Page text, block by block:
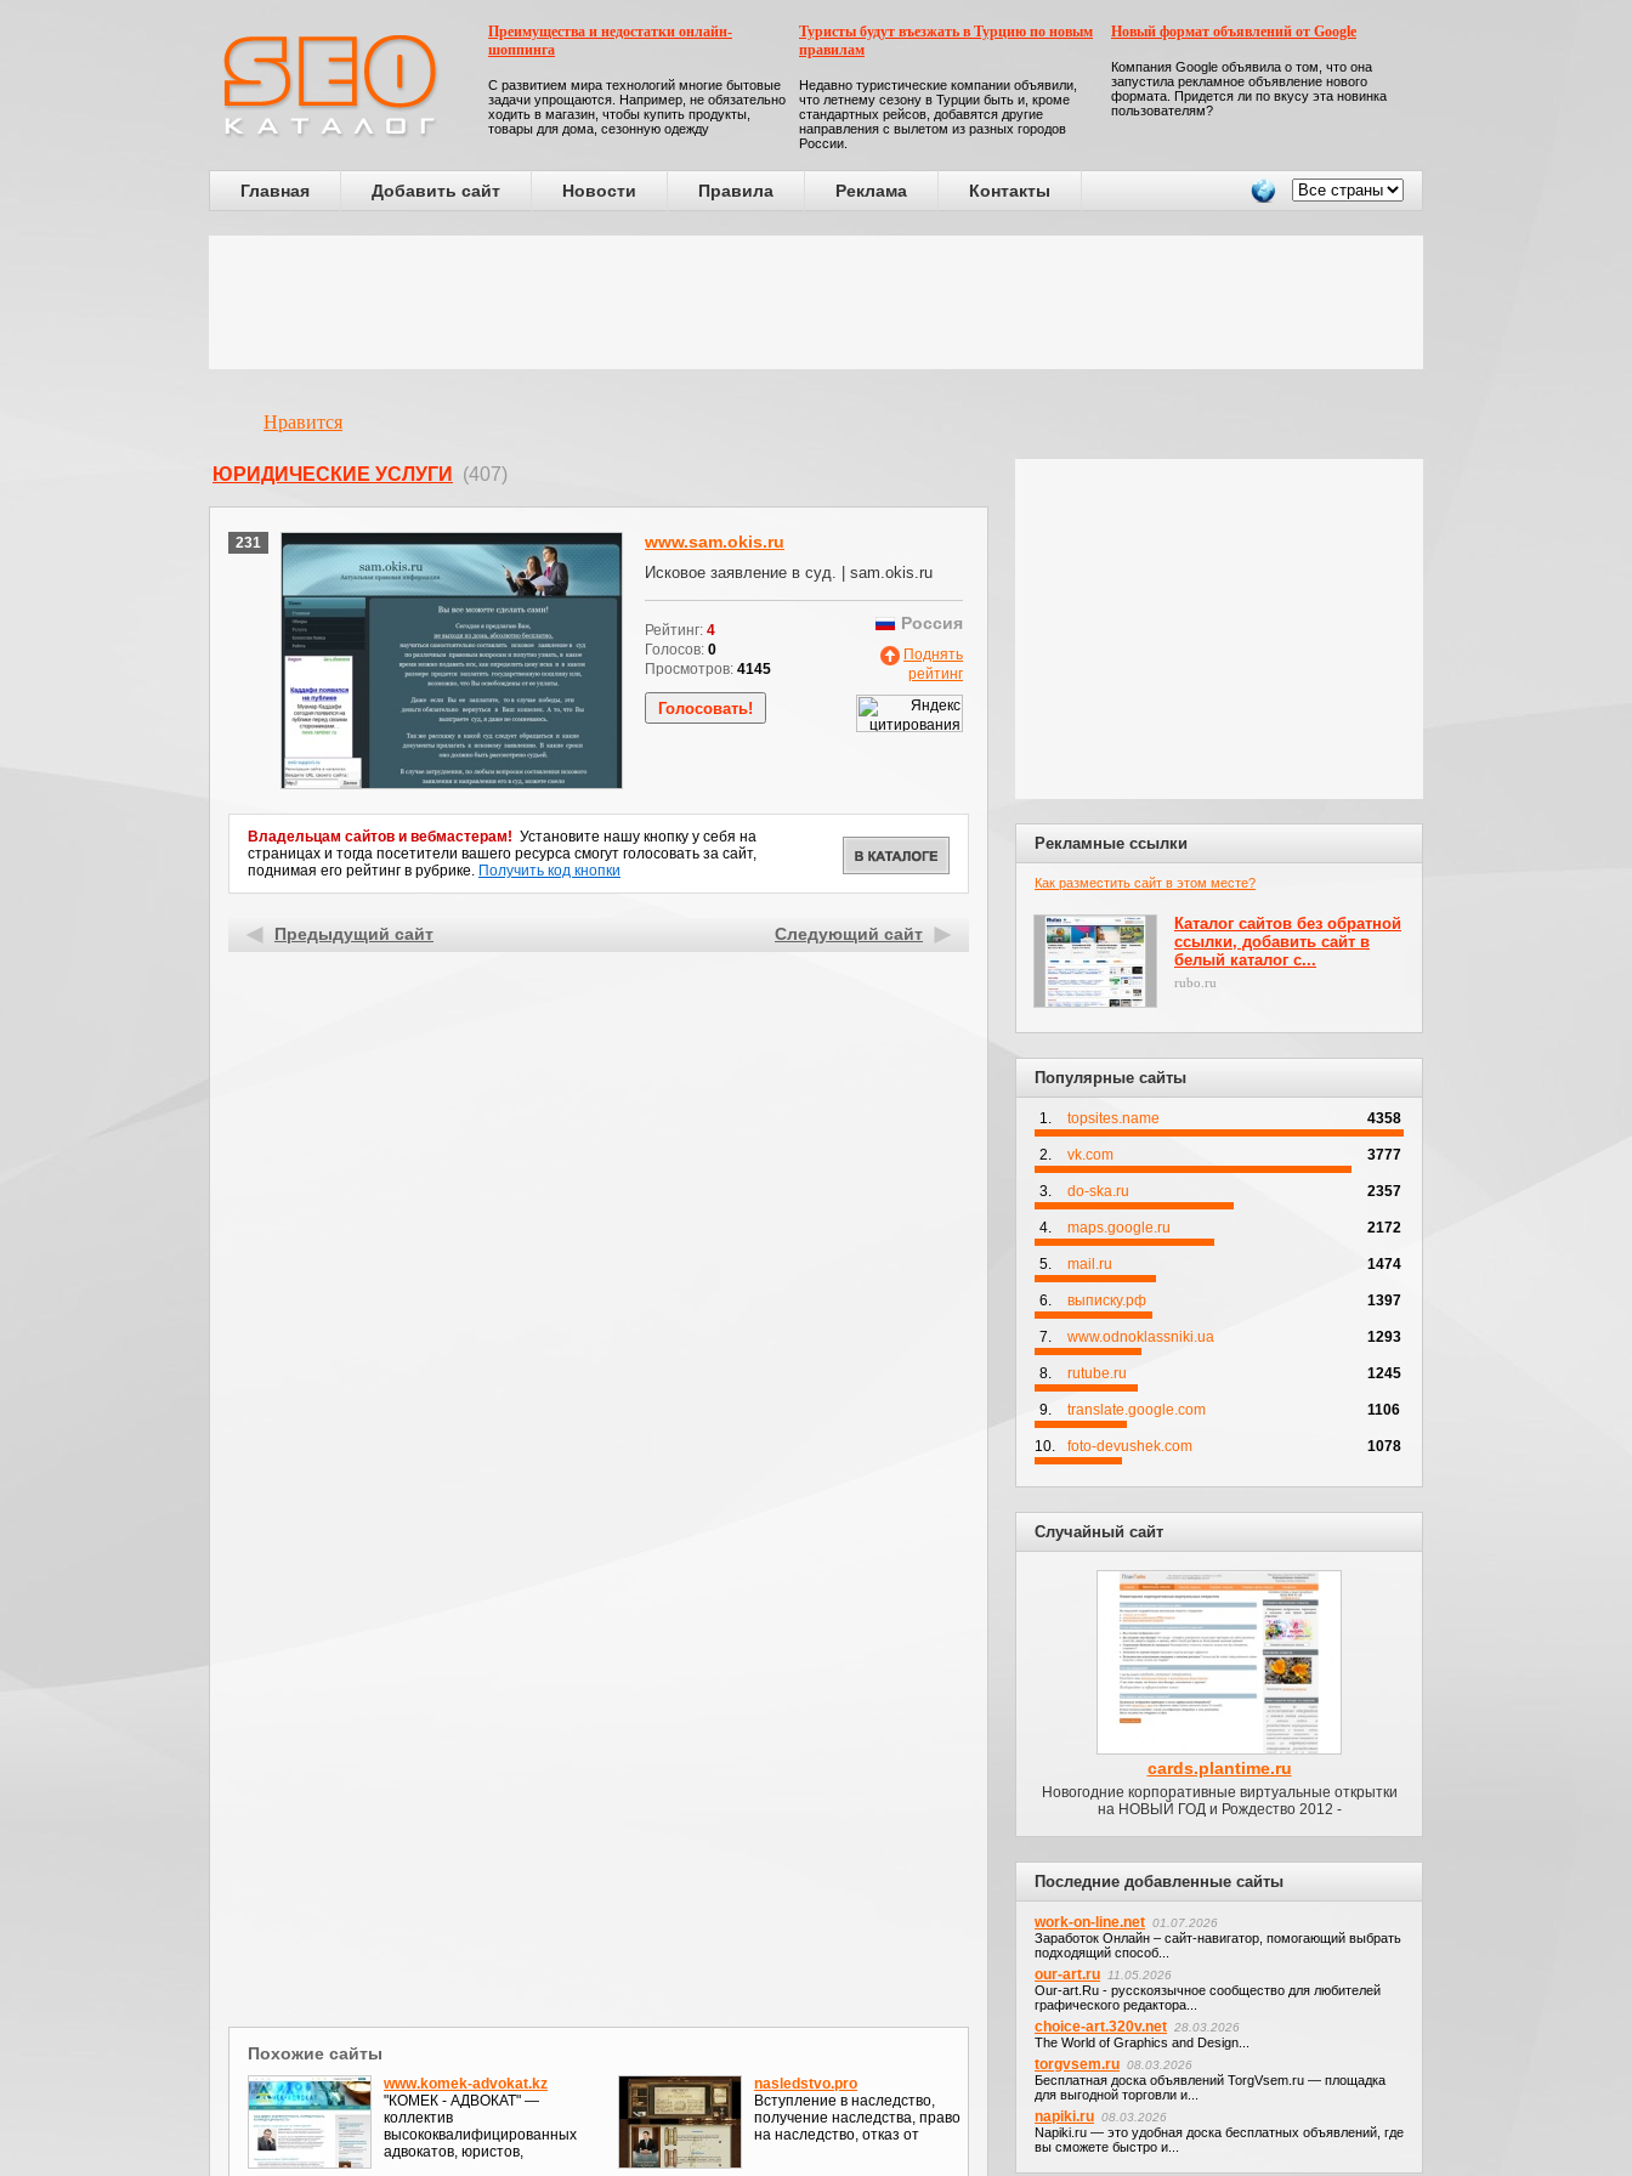
Преимущества и недостатки онлайн-
шоппинга
С развитием мира технологий многие бытовые
задачи упрощаются. Например, не обязательно
ходить в магазин, чтобы купить продукты,
товары для дома, сезонную одежду
Туристы будут въезжать в Турцию по новым
правилам
Недавно туристические компании объявили,
что летнему сезону в Турции быть и, кроме
стандартных рейсов, добавятся другие
направления с вылетом из разных городов
России.
Новый формат объявлений от Google
Компания Google объявила о том, что она
запустила рекламное объявление нового
формата. Придется ли по вкусу эта новинка
пользователям?
Главная Добавить сайт Новости Правила Реклама Контакты
Нравится
ЮРИДИЧЕСКИЕ УСЛУГИ (407)
231 www.sam.okis.ru
Исковое заявление в суд. | sam.okis.ru
Рейтинг: 4
Голосов: 0
Просмотров: 4145
Россия
Поднять
рейтинг
Владельцам сайтов и вебмастерам! Установите нашу кнопку у себя на
страницах и тогда посетители вашего ресурса смогут голосовать за сайт,
поднимая его рейтинг в рубрике. Получить код кнопки
Предыдущий сайт Следующий сайт
Похожие сайты
www.komek-advokat.kz
"КОМЕК - АДВОКАТ" —
коллектив
высококвалифицированных
адвокатов, юристов,
nasledstvo.pro
Вступление в наследство,
получение наследства, право
на наследство, отказ от
Рекламные ссылки
Как разместить сайт в этом месте?
Каталог сайтов без обратной
ссылки, добавить сайт в
белый каталог с...
rubo.ru
Популярные сайты
1. topsites.name 4358
2. vk.com 3777
3. do-ska.ru 2357
4. maps.google.ru 2172
5. mail.ru 1474
6. выписку.рф 1397
7. www.odnoklassniki.ua 1293
8. rutube.ru 1245
9. translate.google.com 1106
10. foto-devushek.com 1078
Случайный сайт
cards.plantime.ru
Новогодние корпоративные виртуальные открытки
на НОВЫЙ ГОД и Рождество 2012 -
Последние добавленные сайты
work-on-line.net 01.07.2026
Заработок Онлайн – сайт-навигатор, помогающий выбрать
подходящий способ...
our-art.ru 11.05.2026
Our-art.Ru - русскоязычное сообщество для любителей
графического редактора...
choice-art.320v.net 28.03.2026
The World of Graphics and Design...
torgvsem.ru 08.03.2026
Бесплатная доска объявлений TorgVsem.ru — площадка
для выгодной торговли и...
napiki.ru 08.03.2026
Napiki.ru — это удобная доска бесплатных объявлений, где
вы сможете быстро и...